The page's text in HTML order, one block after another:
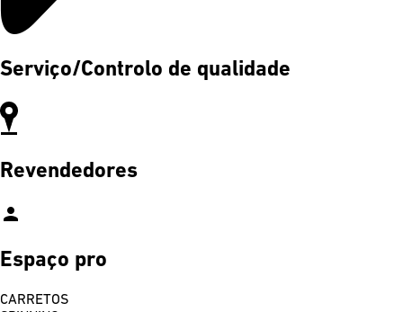
Serviço/Controlo de qualidade
Revendedores
person
Espaço pro
CARRETOS